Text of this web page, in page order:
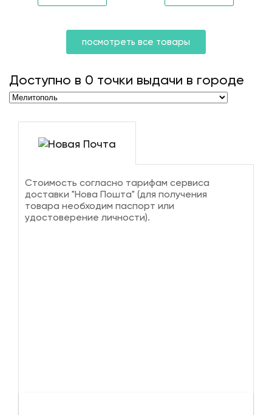
посмотреть все товары
Доступно в 0 точки выдачи в городе
Стоимость согласно тарифам сервиса
доставки "Нова Пошта" (для получения
товара необходим паспорт или
удостоверение личности).